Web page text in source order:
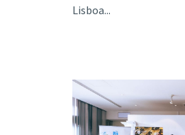
Lisboa...